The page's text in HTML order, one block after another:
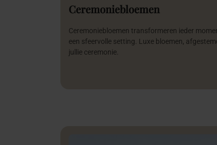
Ceremoniebloemen
Ceremoniebloemen transformeren ieder
een sfeervolle setting. Luxe bloemen,
jullie ceremonie.